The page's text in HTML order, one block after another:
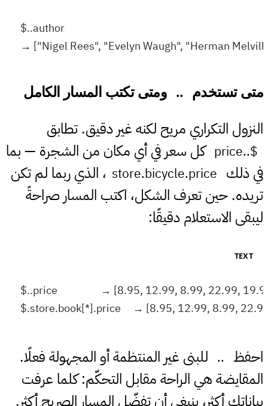
$..author
→ ["Nigel Rees", "Evelyn Waugh", "Herman
#
متى تستخدم .. ومتى تكتب المسار الكامل
النزول التكراري مريح لكنه غير دقيق. تطابق
$..price
كل سعر في أي مكان من الشجرة — بما
في ذلك store.bicycle.price ، الذي ربما لم تكن
تريده. حين تعرف الشكل، اكتب المسار صراحةً
ليبقى الاستعلام دقيقًا:
TEXT
احفظ .. للبنى غير المنتظمة أو المجهولة فعلًا.
المقايضة هي الراحة مقابل التحكّم: كلما عرفت
بياناتك أكثر، ينبغي أن تفضّل المسار الصريح أكثر.